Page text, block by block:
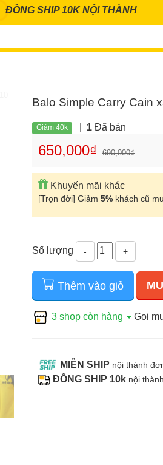
ĐỒNG SHIP 10K NỘI THÀNH
Balo Simple Carry Cain
Giảm 40k 1 Đã bán
650,000₫ 690,000₫
Khuyến mãi khác
[Trọn đời] Giảm 5% khách cũ
Số lượng - +
Thêm vào giỏ
3 shop còn hàng Gọi
MIỄN SHIP nội thành
ĐỒNG SHIP 10k nội